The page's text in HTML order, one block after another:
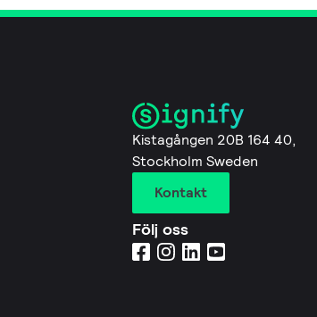
Kistagången 20B 164 40,
Stockholm Sweden
Kontakt
Följ oss